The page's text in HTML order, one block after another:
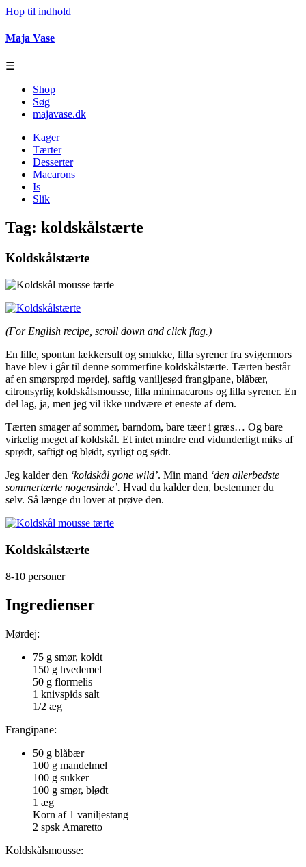
Hop til indhold
Maja Vase
☰
Shop
Søg
majavase.dk
Kager
Tærter
Desserter
Macarons
Is
Slik
Tag: koldskålstærte
Koldskålstærte
(For English recipe, scroll down and click flag.)
En lille, spontan lækkersult og smukke, lilla syrener fra svigermors
have blev i går til denne sommerfine koldskålstærte. Tærten består
af en smørsprød mørdej, saftig vaniljesød frangipane, blåbær,
citronsyrlig koldskålsmousse, lilla minimacarons og lilla syrener. En
del lag, ja, men jeg vil ikke undvære et eneste af dem.
Tærten smager af sommer, barndom, bare tæer i græs… Og bare
virkelig meget af koldskål. Et intet mindre end vidunderligt miks af
sprødt, saftigt og blødt, syrligt og sødt.
Jeg kalder den ‘koldskål gone wild’. Min mand ‘den allerbedste
sommertærte nogensinde’. Hvad du kalder den, bestemmer du
selv. Så længe du lover at prøve den.
Koldskålstærte
8-10 personer
Ingredienser
Mørdej:
75 g smør, koldt
150 g hvedemel
50 g flormelis
1 knivspids salt
1/2 æg
Frangipane:
50 g blåbær
100 g mandelmel
100 g sukker
100 g smør, blødt
1 æg
Korn af 1 vaniljestang
2 spsk Amaretto
Koldskålsmousse: